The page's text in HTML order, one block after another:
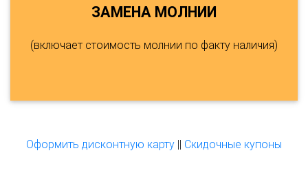
ЗАМЕНА МОЛНИИ
(включает стоимость молнии по факту наличия)
Оформить дисконтную карту || Скидочные купоны